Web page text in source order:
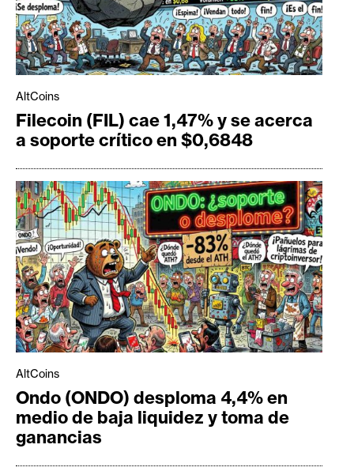
AltCoins
Filecoin (FIL) cae 1,47% y se acerca
a soporte crítico en $0,6848
AltCoins
Ondo (ONDO) desploma 4,4% en
medio de baja liquidez y toma de
ganancias